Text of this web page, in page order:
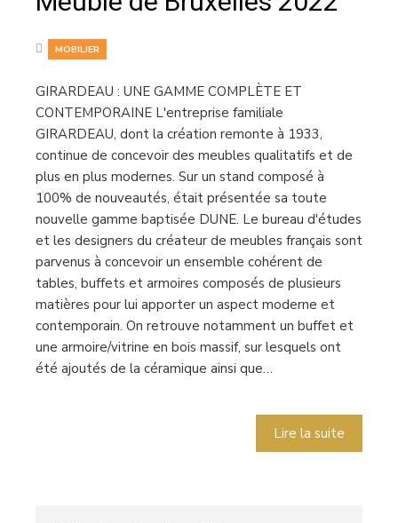
MOBILIER
GIRARDEAU : UNE GAMME COMPLÈTE ET
CONTEMPORAINE L'entreprise familiale
GIRARDEAU, dont la création remonte à 1933,
continue de concevoir des meubles qualitatifs et de
plus en plus modernes. Sur un stand composé à
100% de nouveautés, était présentée sa toute
nouvelle gamme baptisée DUNE. Le bureau d'études
et les designers du créateur de meubles français sont
parvenus à concevoir un ensemble cohérent de
tables, buffets et armoires composés de plusieurs
matières pour lui apporter un aspect moderne et
contemporain. On retrouve notamment un buffet et
une armoire/vitrine en bois massif, sur lesquels ont
été ajoutés de la céramique ainsi que…
Lire la suite